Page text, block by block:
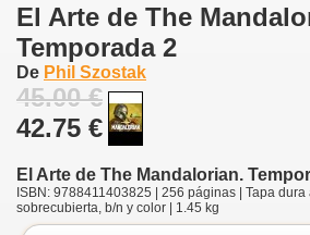
El Arte de The
Temporada 2
De Phil Szostak
45.00 €
42.75 €
El Arte de The Mandalorian.
ISBN: 9788411403825 | 256 páginas | Tapa
sobrecubierta, b/n y color | 1.45 kg